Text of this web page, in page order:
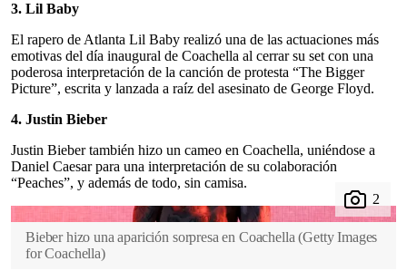
3. Lil Baby
El rapero de Atlanta Lil Baby realizó una de las actuaciones más
emotivas del día inaugural de Coachella al cerrar su set con una
poderosa interpretación de la canción de protesta “The Bigger
Picture”, escrita y lanzada a raíz del asesinato de George Floyd.
4. Justin Bieber
Justin Bieber también hizo un cameo en Coachella, uniéndose a
Daniel Caesar para una interpretación de su colaboración
“Peaches”, y además de todo, sin camisa.
Bieber hizo una aparición sorpresa en Coachella (Getty Images
for Coachella)